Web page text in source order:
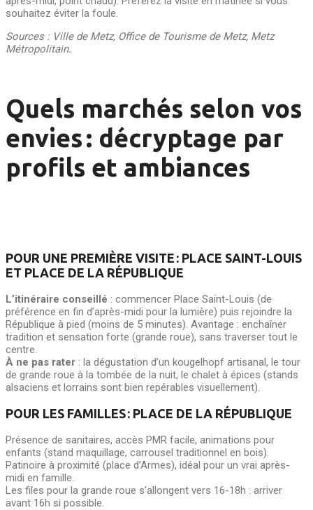
souhaitez éviter la foule.
Sources : Ville de Metz, Office de Tourisme de Metz, Metz
Métropolitain.
Quels marchés selon vos
envies : décryptage par
profils et ambiances
POUR UNE PREMIÈRE VISITE : PLACE SAINT-LOUIS
ET PLACE DE LA RÉPUBLIQUE
L’itinéraire conseillé : commencer Place Saint-Louis (de
préférence en fin d’après-midi pour la lumière) puis rejoindre la
République à pied (moins de 5 minutes). Avantage : enchaîner
tradition et sensation forte (grande roue), sans traverser tout le
centre.
À ne pas rater : la dégustation d’un kougelhopf artisanal, le tour
de grande roue à la tombée de la nuit, le chalet à épices (stands
alsaciens et lorrains sont bien repérables visuellement).
POUR LES FAMILLES : PLACE DE LA RÉPUBLIQUE
Présence de sanitaires, accès PMR facile, animations pour
enfants (stand maquillage, carrousel traditionnel en bois).
Patinoire à proximité (place d’Armes), idéal pour un vrai après-
midi en famille.
Les files pour la grande roue s’allongent vers 16-18h : arriver
avant 16h si possible.